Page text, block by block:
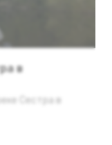
в
Сестра в